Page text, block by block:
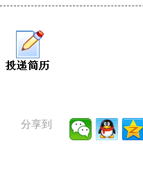
分享到